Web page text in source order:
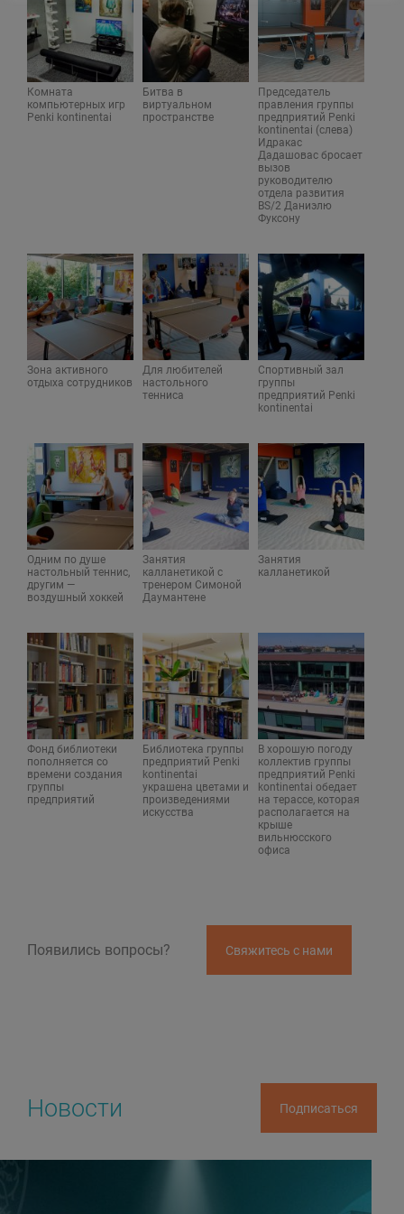
Комната
компьютерных игр
Penki kontinentai
Битва в
виртуальном
пространстве
Председатель
правления группы
предприятий Penki
kontinentai (слева)
Идракас
Дадашовас бросает
вызов
руководителю
отдела развития
BS/2 Даниэлю
Фуксону
Зона активного
отдыха сотрудников
Для любителей
настольного
тенниса
Спортивный зал
группы
предприятий Penki
kontinentai
Одним по душе
настольный теннис,
другим —
воздушный хоккей
Занятия
калланетикой с
тренером Симоной
Даумантене
Занятия
калланетикой
Фонд библиотеки
пополняется со
времени создания
группы
предприятий
Библиотека группы
предприятий Penki
kontinentai
украшена цветами и
произведениями
искусства
В хорошую погоду
коллектив группы
предприятий Penki
kontinentai обедает
на терассе, которая
располагается на
крыше
вильнюсского
офиса
Появились вопросы? Свяжитесь с нами
Новости Подписаться